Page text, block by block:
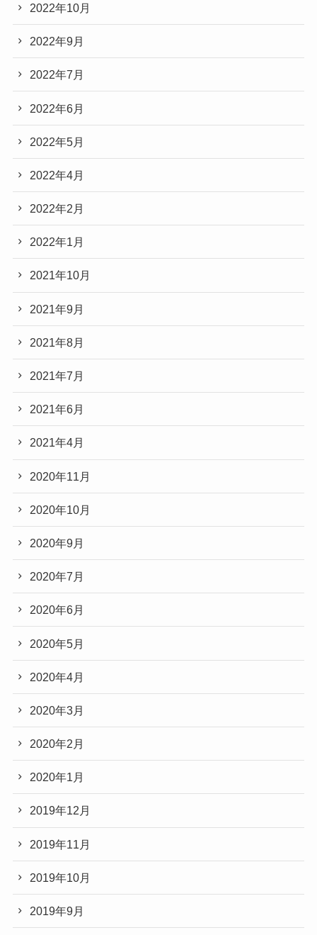
2022年10月
2022年9月
2022年7月
2022年6月
2022年5月
2022年4月
2022年2月
2022年1月
2021年10月
2021年9月
2021年8月
2021年7月
2021年6月
2021年4月
2020年11月
2020年10月
2020年9月
2020年7月
2020年6月
2020年5月
2020年4月
2020年3月
2020年2月
2020年1月
2019年12月
2019年11月
2019年10月
2019年9月